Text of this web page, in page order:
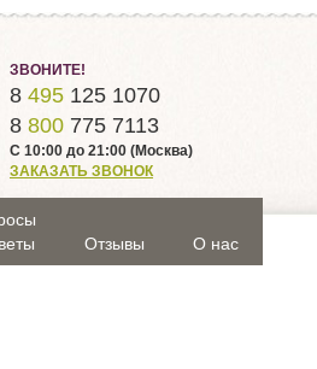
ЗВОНИТЕ!
8 495125 1070
8 800775 7113
С 10:00 до 21:00 (Москва)
ЗАКАЗАТЬ ЗВОНОК
Отзывы О нас